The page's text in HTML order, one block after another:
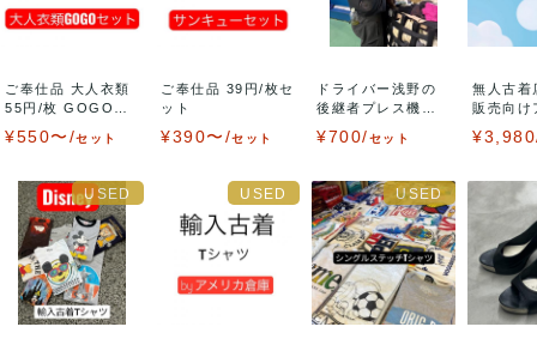
価格は1着毎に設定(通常の古着卸倉
庫と同じイメージ)
アクセス:
電車の場合:最寄り駅 津山駅 ※津山駅から
徒歩圏内
ご奉仕品 大人衣類
55円/枚 GOGOセ
¥550〜/セット
ご奉仕品 39円/枚セ
ット
¥390〜/セット
ドライバー浅野の
後継者プレス機の
セ...
¥700/セット
無人古着
販売向け